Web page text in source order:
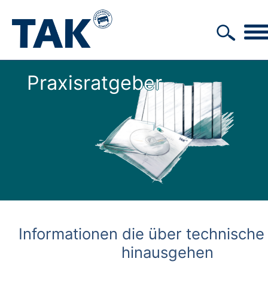
Praxisratgeber
Informationen die über
hinausgehen